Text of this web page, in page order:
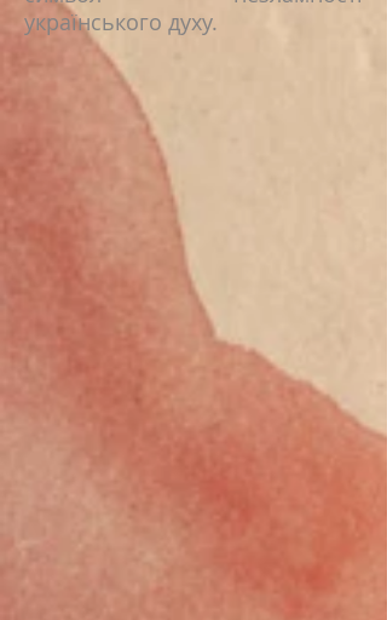
українського духу.